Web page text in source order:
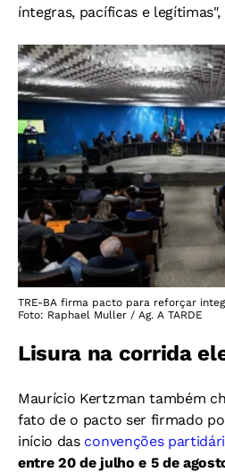
íntegras, pacíficas e
TRE-BA firma pacto para reforçar
Foto: Raphael Muller / Ag. A TARDE
Lisura na corrida
Maurício Kertzman também
fato de o pacto ser firmado
início das convenções
entre 20 de julho e 5 de